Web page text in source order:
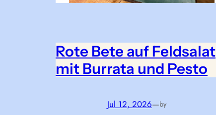
Rote Bete auf Feldsalat
mit Burrata und Pesto
Jul 12, 2026—by